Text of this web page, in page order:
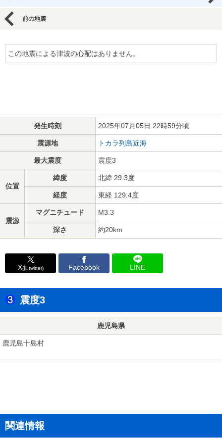
前の地震
この地震による津波の心配はありません。
発生時刻 2025年07月05日 22時59分頃
震源地 トカラ列島近海
最大震度 震度3
位置
緯度 北緯 29.3度
経度 東経 129.4度
震源
マグニチュード M3.3
深さ 約20km
X(旧twitter) Facebook LINE
震度3
鹿児島県
鹿児島十島村
関連情報